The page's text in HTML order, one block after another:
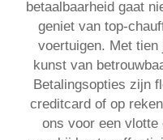
betaalbaarheid gaat
geniet van top-
voertuigen. Met tien
kunst van
Betalingsopties zijn
creditcard of op
ons voor een vlotte